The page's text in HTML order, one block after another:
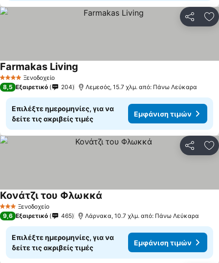
4 ΑστέριαΞενοδοχείο
Farmakas Living
8,5 Εξαιρετικό 204 Λεμεσός, 15.7 χλμ. από: Πάνω Λεύκαρα
Επιλέξτε ημερομηνίες, για να
δείτε τις ακριβείς τιμές
Εμφάνιση τιμών
3 ΑστέριαΞενοδοχείο
Κονάτζι του Φλωκκά
9,6 Εξαιρετικό 465 Λάρνακα, 10.7 χλμ. από: Πάνω Λεύκαρα
Επιλέξτε ημερομηνίες, για να
δείτε τις ακριβείς τιμές
Εμφάνιση τιμών